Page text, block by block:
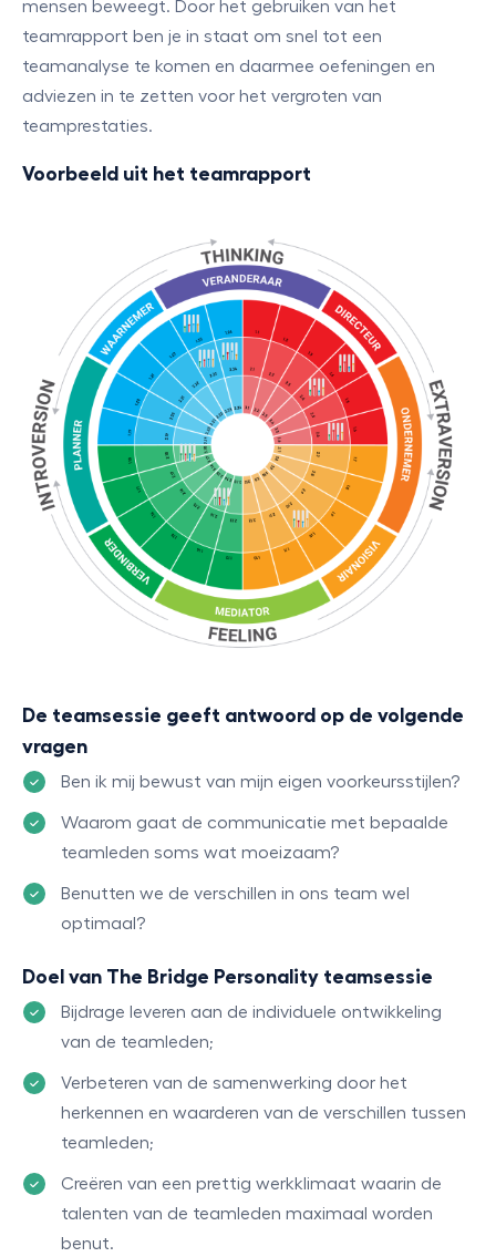
mensen beweegt. Door het gebruiken van het
teamrapport ben je in staat om snel tot een
teamanalyse te komen en daarmee oefeningen en
adviezen in te zetten voor het vergroten van
teamprestaties.
Voorbeeld uit het teamrapport
De teamsessie geeft antwoord op de volgende
vragen
Ben ik mij bewust van mijn eigen voorkeursstijlen?
Waarom gaat de communicatie met bepaalde
teamleden soms wat moeizaam?
Benutten we de verschillen in ons team wel
optimaal?
Doel van The Bridge Personality teamsessie
Bijdrage leveren aan de individuele ontwikkeling
van de teamleden;
Verbeteren van de samenwerking door het
herkennen en waarderen van de verschillen tussen
teamleden;
Creëren van een prettig werkklimaat waarin de
talenten van de teamleden maximaal worden
benut.